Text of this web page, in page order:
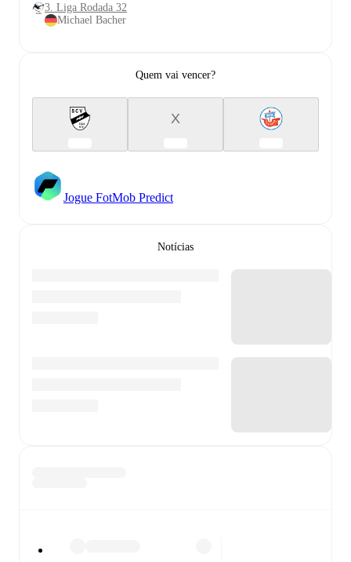
3. Liga Rodada 32
Michael Bacher
Quem vai vencer?
X
Jogue FotMob Predict
Notícias